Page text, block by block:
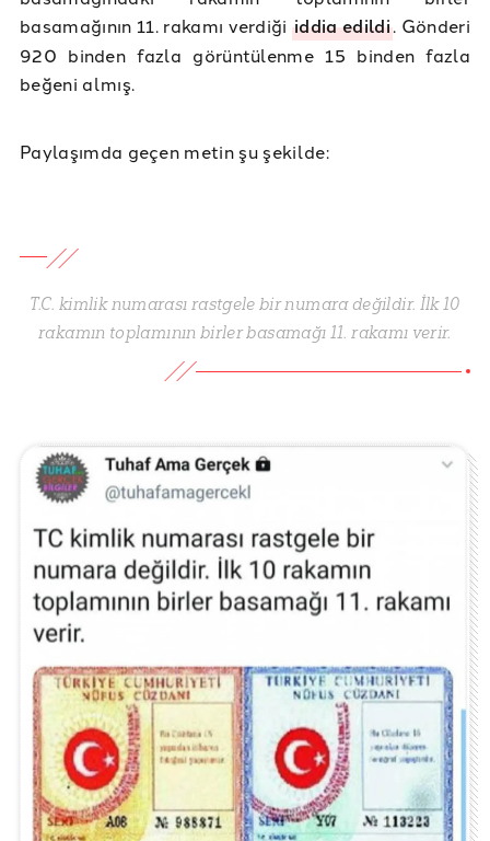
basamağının 11. rakamı verdiğiiddia edildi. Gönderi
920 binden fazla görüntülenme 15 binden fazla
beğeni almış.
Paylaşımda geçen metin şu şekilde:
T.C. kimlik numarası rastgele bir numara değildir. İlk 10
rakamın toplamının birler basamağı 11. rakamı verir.